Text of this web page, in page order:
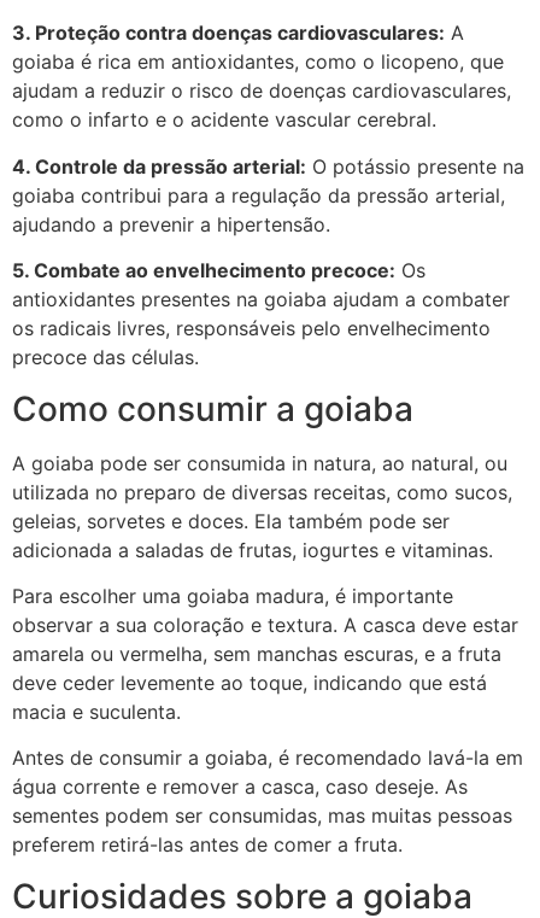
3. Proteção contra doenças cardiovasculares: A
goiaba é rica em antioxidantes, como o licopeno, que
ajudam a reduzir o risco de doenças cardiovasculares,
como o infarto e o acidente vascular cerebral.
4. Controle da pressão arterial: O potássio presente na
goiaba contribui para a regulação da pressão arterial,
ajudando a prevenir a hipertensão.
5. Combate ao envelhecimento precoce: Os
antioxidantes presentes na goiaba ajudam a combater
os radicais livres, responsáveis pelo envelhecimento
precoce das células.
Como consumir a goiaba
A goiaba pode ser consumida in natura, ao natural, ou
utilizada no preparo de diversas receitas, como sucos,
geleias, sorvetes e doces. Ela também pode ser
adicionada a saladas de frutas, iogurtes e vitaminas.
Para escolher uma goiaba madura, é importante
observar a sua coloração e textura. A casca deve estar
amarela ou vermelha, sem manchas escuras, e a fruta
deve ceder levemente ao toque, indicando que está
macia e suculenta.
Antes de consumir a goiaba, é recomendado lavá-la em
água corrente e remover a casca, caso deseje. As
sementes podem ser consumidas, mas muitas pessoas
preferem retirá-las antes de comer a fruta.
Curiosidades sobre a goiaba